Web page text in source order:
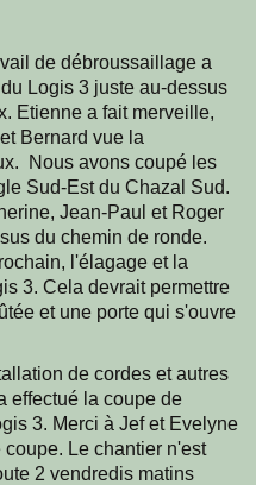
de débroussaillage a
Logis 3 juste au-dessus
Etienne a fait merveille,
Bernard vue la
Nous avons coupé les
Sud-Est du Chazal Sud.
Jean-Paul et Roger
du chemin de ronde.
l'élagage et la
3. Cela devrait permettre
et une porte qui s'ouvre
de cordes et autres
effectué la coupe de
3. Merci à Jef et Evelyne
Le chantier n'est
2 vendredis matins